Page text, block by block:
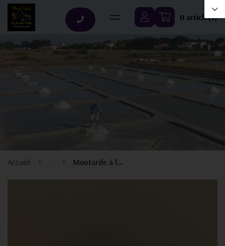
0 article(s)
Accueil Moutarde à la Salicorne de Noirmoutier